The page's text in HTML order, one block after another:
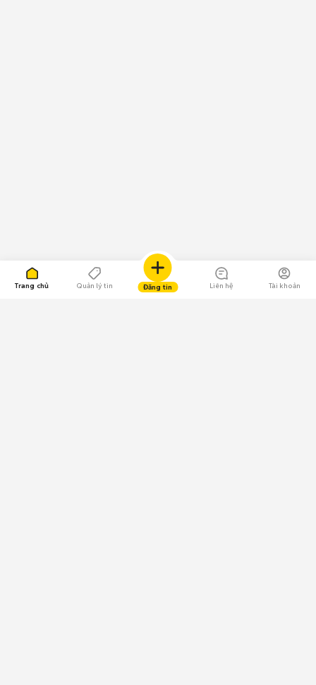
Trang chủ Quản lý tin Đăng tin Liên hệ Tài khoản